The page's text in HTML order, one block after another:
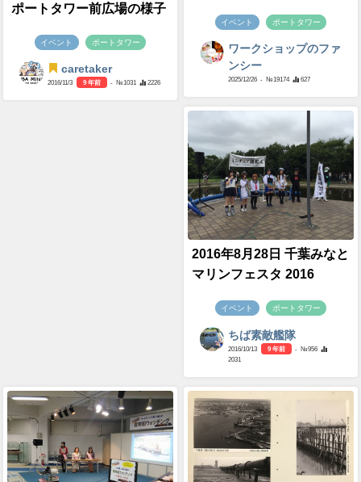
ポートタワー前広場の様子
イベント ポートタワー
caretaker
2016/11/3 9 年前 - №1031 2226
イベント ポートタワー
ワークショップのファ
ンシー
2025/12/26 - №19174 627
2016年8月28日 千葉みなと
マリンフェスタ 2016
イベント ポートタワー
ちば素敵艦隊
2016/10/13 9 年前
- №956
2031